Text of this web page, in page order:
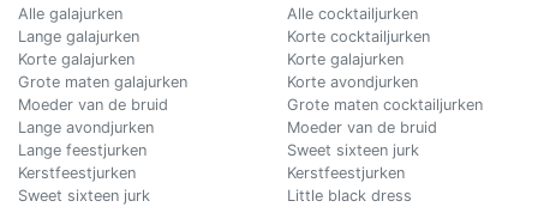
Alle galajurken
Lange galajurken
Korte galajurken
Grote maten galajurken
Moeder van de bruid
Lange avondjurken
Lange feestjurken
Kerstfeestjurken
Sweet sixteen jurk
Alle cocktailjurken
Korte cocktailjurken
Korte galajurken
Korte avondjurken
Grote maten cocktailjurken
Moeder van de bruid
Sweet sixteen jurk
Kerstfeestjurken
Little black dress